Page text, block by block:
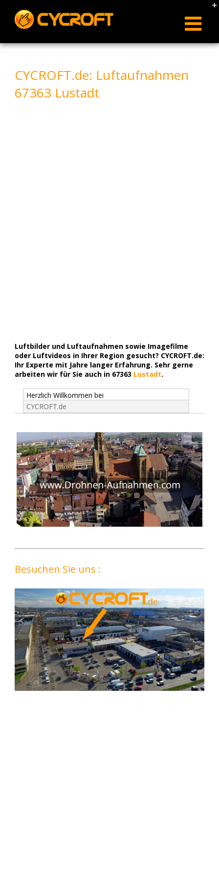
content
CYCROFT.de: Luftaufnahmen
67363 Lustadt
Luftbilder und Luftaufnahmen sowie Imagefilme
oder Luftvideos in Ihrer Region gesucht? CYCROFT.de:
Ihr Experte mit Jahre langer Erfahrung. Sehr gerne
arbeiten wir für Sie auch in 67363 Lustadt.
Herzlich Willkommen bei
CYCROFT.de
Besuchen Sie uns :